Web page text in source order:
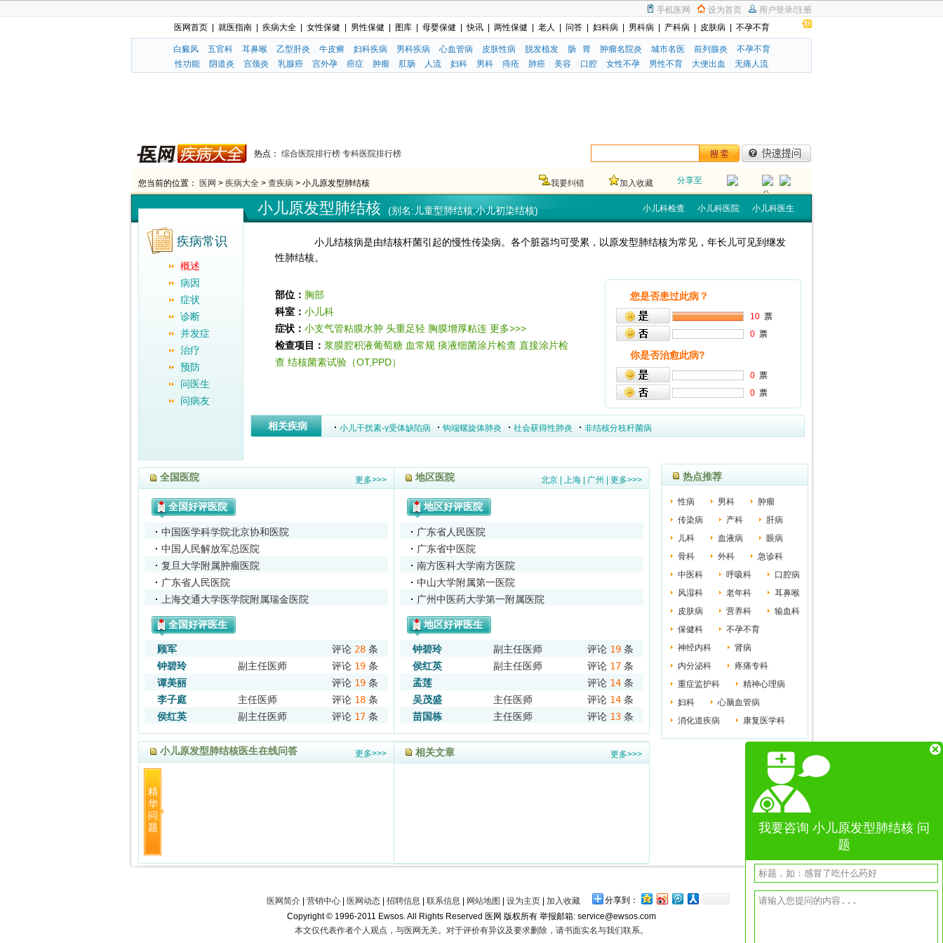
用户登录/注册
设为首页
手机医网
医网首页
就医指南 疾病大全 女性保健 男性保健 图库 母婴保健 快讯 两性保健 老人 问答 妇科病 男科病 产科病 皮肤病 不孕不育
白癜风 五官科 耳鼻喉 乙型肝炎 牛皮癣 妇科疾病 男科疾病 心血管病 皮肤性病 脱发植发 肠 胃 肿瘤名院炎 城市名医 前列腺炎
不孕不育
性功能
阴道炎 宫颈炎 乳腺癌 宫外孕 癌症 肿瘤 肛肠 人流 妇科 男科 痔疮 肺癌 美容 口腔 女性不孕 男性不育 大便出血 无痛人流
热点： 综合医院排行榜 专科医院排行榜
您当前的位置： 医网 > 疾病大全 > 查疾病 > 小儿原发型肺结核 我要纠错 加入收藏 分享至
小儿原发型肺结核 (别名:儿童型肺结核,小儿初染结核) 小儿科检查 小儿科医院 小儿科医生
疾病常识
概述
病因
症状
诊断
并发症
治疗
预防
问医生
问病友
小儿结核病是由结核杆菌引起的慢性传染病。各个脏器均可受累，以原发型肺结核为常见，年长儿可见到继发
性肺结核。
部位： 胸部
科室： 小儿科
症状： 小支气管粘膜水肿 头重足轻 胸膜增厚粘连 更多>>>
检查项目： 浆膜腔积液葡萄糖 血常规 痰液细菌涂片检查 直接涂片检
查 结核菌素试验（OT,PPD）
您是否患过此病？
10 票
0 票
你是否治愈此病?
0 票
0 票
相关疾病 小儿干扰素-γ受体缺陷病 钩端螺旋体肺炎 社会获得性肺炎
非结核分枝杆菌病
全国医院 更多>>>
全国好评医院
中国医学科学院北京协和医院
中国人民解放军总医院
复旦大学附属肿瘤医院
广东省人民医院
上海交通大学医学院附属瑞金医院
全国好评医生
顾军 评论 28 条
钟碧玲
副主任医师 评论 19 条
谭美丽
评论 19 条
李子庭
主任医师 评论 18 条
侯红英
副主任医师 评论 17 条
地区医院 北京 上海 广州 更多>>>
地区好评医院
广东省人民医院
广东省中医院
南方医科大学南方医院
中山大学附属第一医院
广州中医药大学第一附属医院
地区好评医生
钟碧玲 副主任医师 评论 19 条
侯红英
副主任医师 评论 17 条
孟莲
评论 14 条
吴茂盛
主任医师 评论 14 条
苗国栋
主任医师 评论 13 条
热点推荐
性病 男科
肿瘤
传染病
产科
肝病
儿科
血液病
眼病
骨科
外科
急诊科
中医科
呼吸科
口腔病
风湿科
老年科
耳鼻喉
皮肤病
营养科
输血科
保健科
不孕不育
神经内科
肾病
内分泌科
疼痛专科
重症监护科
精神心理病
妇科
心脑血管病
消化道疾病
康复医学科
小儿原发型肺结核医生在线问答 更多>>>
精
华
问
题
相关文章 更多>>>
我要咨询 小儿原发型肺结核 问
题
医网简介 营销中心 医网动态 招聘信息 联系信息 网站地图 设为主页 加入收藏
分享到：
Copyright © 1996-2011 Ewsos. All Rights Reserved 医网 版权所有 举报邮箱: service@ewsos.com
本文仅代表作者个人观点，与医网无关。对于评价有异议及要求删除，请书面实名与我们联系。